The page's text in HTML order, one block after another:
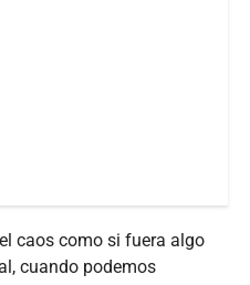
caos como si fuera algo
cuando podemos